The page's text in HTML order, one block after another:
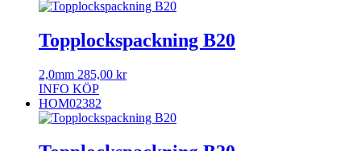
Topplockspackning B20
2,0mm 285,00 kr
INFO KÖP
HOM02382